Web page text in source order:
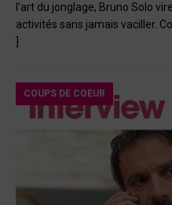
l’art du jonglage, Bruno Solo
activités sans jamais vaciller.
COUPS DE COEUR